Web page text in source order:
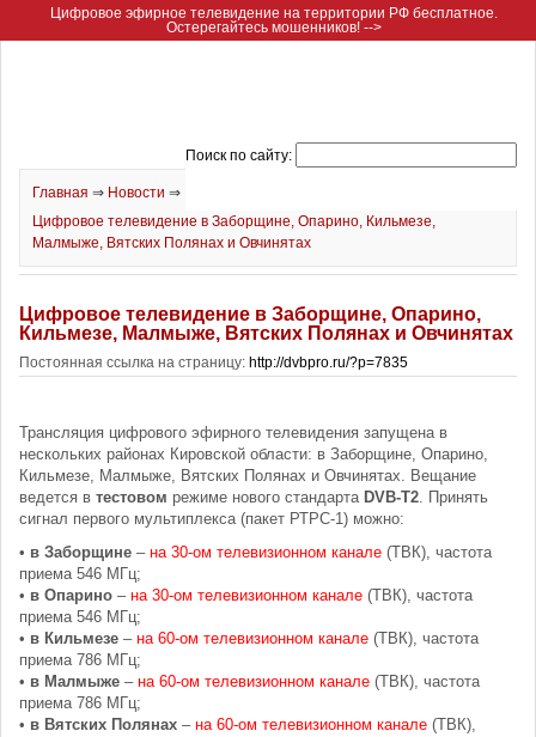
Цифровое эфирное телевидение на территории РФ бесплатное.
Остерегайтесь мошенников! -->
Поиск по сайту:
Главная ⇒ Новости ⇒
Цифровое телевидение в Заборщине, Опарино, Кильмезе,
Малмыже, Вятских Полянах и Овчинятах
Цифровое телевидение в Заборщине, Опарино,
Кильмезе, Малмыже, Вятских Полянах и Овчинятах
Постоянная ссылка на страницу: http://dvbpro.ru/?p=7835
Трансляция цифрового эфирного телевидения запущена в
нескольких районах Кировской области: в Заборщине, Опарино,
Кильмезе, Малмыже, Вятских Полянах и Овчинятах. Вещание
ведется в тестовом режиме нового стандарта DVB-T2. Принять
сигнал первого мультиплекса (пакет РТРС-1) можно:
• в Заборщине – на 30-ом телевизионном канале (ТВК), частота
приема 546 МГц;
• в Опарино – на 30-ом телевизионном канале (ТВК), частота
приема 546 МГц;
• в Кильмезе – на 60-ом телевизионном канале (ТВК), частота
приема 786 МГц;
• в Малмыже – на 60-ом телевизионном канале (ТВК), частота
приема 786 МГц;
• в Вятских Полянах – на 60-ом телевизионном канале (ТВК),